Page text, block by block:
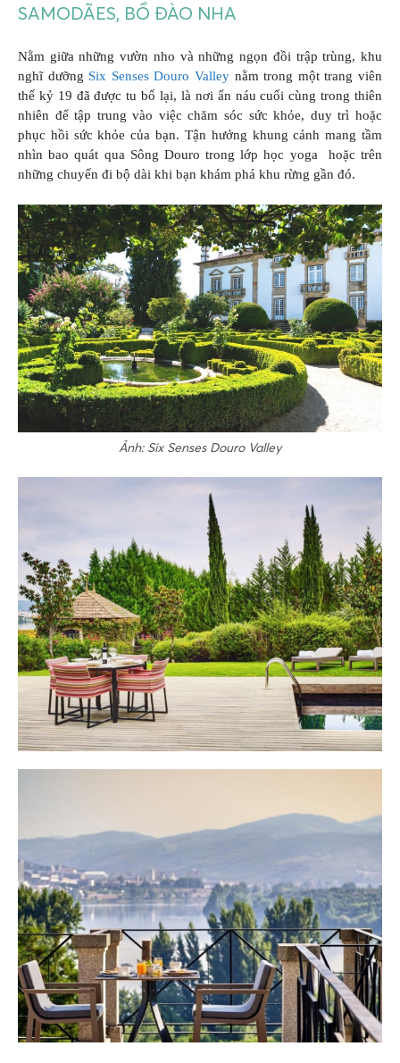
SAMODÃES, BỒ ĐÀO NHA
Nằm giữa những vườn nho và những ngọn đồi trập trùng, khu
nghĩ dưỡng Six Senses Douro Valley nằm trong một trang viên
thế kỷ 19 đã được tu bổ lại, là nơi ẩn náu cuối cùng trong thiên
nhiên để tập trung vào việc chăm sóc sức khỏe, duy trì hoặc
phục hồi sức khỏe của bạn. Tận hưởng khung cảnh mang tầm
nhìn bao quát qua Sông Douro trong lớp học yoga hoặc trên
những chuyến đi bộ dài khi bạn khám phá khu rừng gần đó.
Ảnh: Six Senses Douro Valley